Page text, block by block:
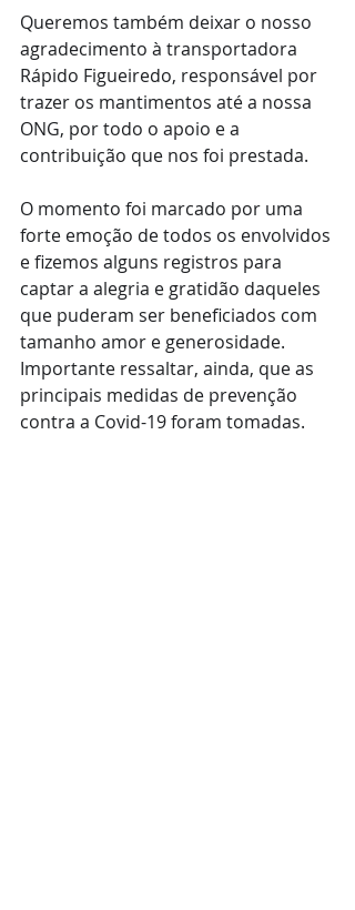
Queremos também deixar o nosso
agradecimento à transportadora
Rápido Figueiredo, responsável por
trazer os mantimentos até a nossa
ONG, por todo o apoio e a
contribuição que nos foi prestada.
O momento foi marcado por uma
forte emoção de todos os envolvidos
e fizemos alguns registros para
captar a alegria e gratidão daqueles
que puderam ser beneficiados com
tamanho amor e generosidade.
Importante ressaltar, ainda, que as
principais medidas de prevenção
contra a Covid-19 foram tomadas.